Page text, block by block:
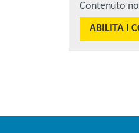
Contenuto
ABILITA I